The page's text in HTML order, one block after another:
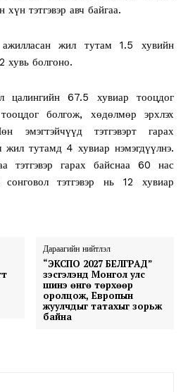
тэтгэвэр авч байгаа.
жил тутам 1.5 хувийн
хувь болгоно.
цалингийн 67.5 хувиар тооцдог
болгож, хөдөлмөр эрхлэх
эмэгтэйчүүд тэтгэвэрт гарах
жил тутамд 4 хувиар нэмэгдүүлнэ.
тэтгэвэр гарах байснаа 60 нас
тэтгэвэр нь 12 хувиар
Дараагийн нийтлэл
“ЭКСПО 2027 БЕЛГРАД”
үзэсгэлэнд Монгол улс
шинэ өнгө төрхөөр
оролцож, Европын
жуулчдыг татахыг зорьж
байна